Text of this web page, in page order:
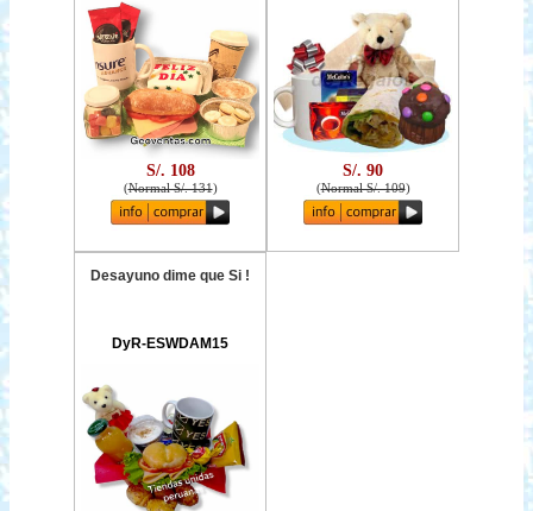
S/. 108
(Normal S/. 131)
S/. 90
(Normal S/. 109)
Desayuno dime que Si !
DyR-ESWDAM15